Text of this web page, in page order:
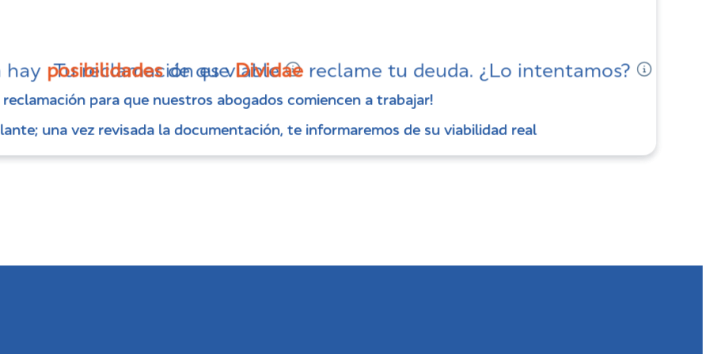
Tu reclamación es viable
reclamación para que nuestros abogados comiencen a trabajar!
una vez revisada la documentación, te informaremos de su viabilidad real
hay posibilidadesde queDividaereclame tu deuda. ¿Lo intentamos?
reclamación para que nuestros abogados comiencen a trabajar!
una vez revisada la documentación, te informaremos de su viabilidad real